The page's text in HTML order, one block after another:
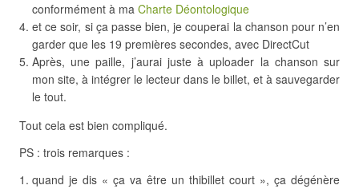
conformément à ma Charte Déontologique
et ce soir, si ça passe bien, je couperai la chanson pour n’en
garder que les 19 premières secondes, avec DirectCut
Après, une paille, j’aurai juste à uploader la chanson sur
mon site, à intégrer le lecteur dans le billet, et à sauvegarder
le tout.
Tout cela est bien compliqué.
PS : trois remarques :
quand je dis « ça va être un thibillet court », ça dégénère